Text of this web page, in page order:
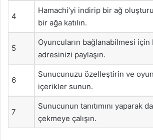
4
Hamachi’yi indirip bir ağ
bir ağa katılın.
5
Oyuncuların bağlanabilmesi için
adresinizi paylaşın.
6
Sunucunuzu özelleştirin ve
içerikler sunun.
7
Sunucunun tanıtımını yaparak
çekmeye çalışın.